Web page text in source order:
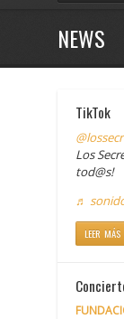
NEWS
TikTok
Los
tod@s!
♬
LEER MÁS